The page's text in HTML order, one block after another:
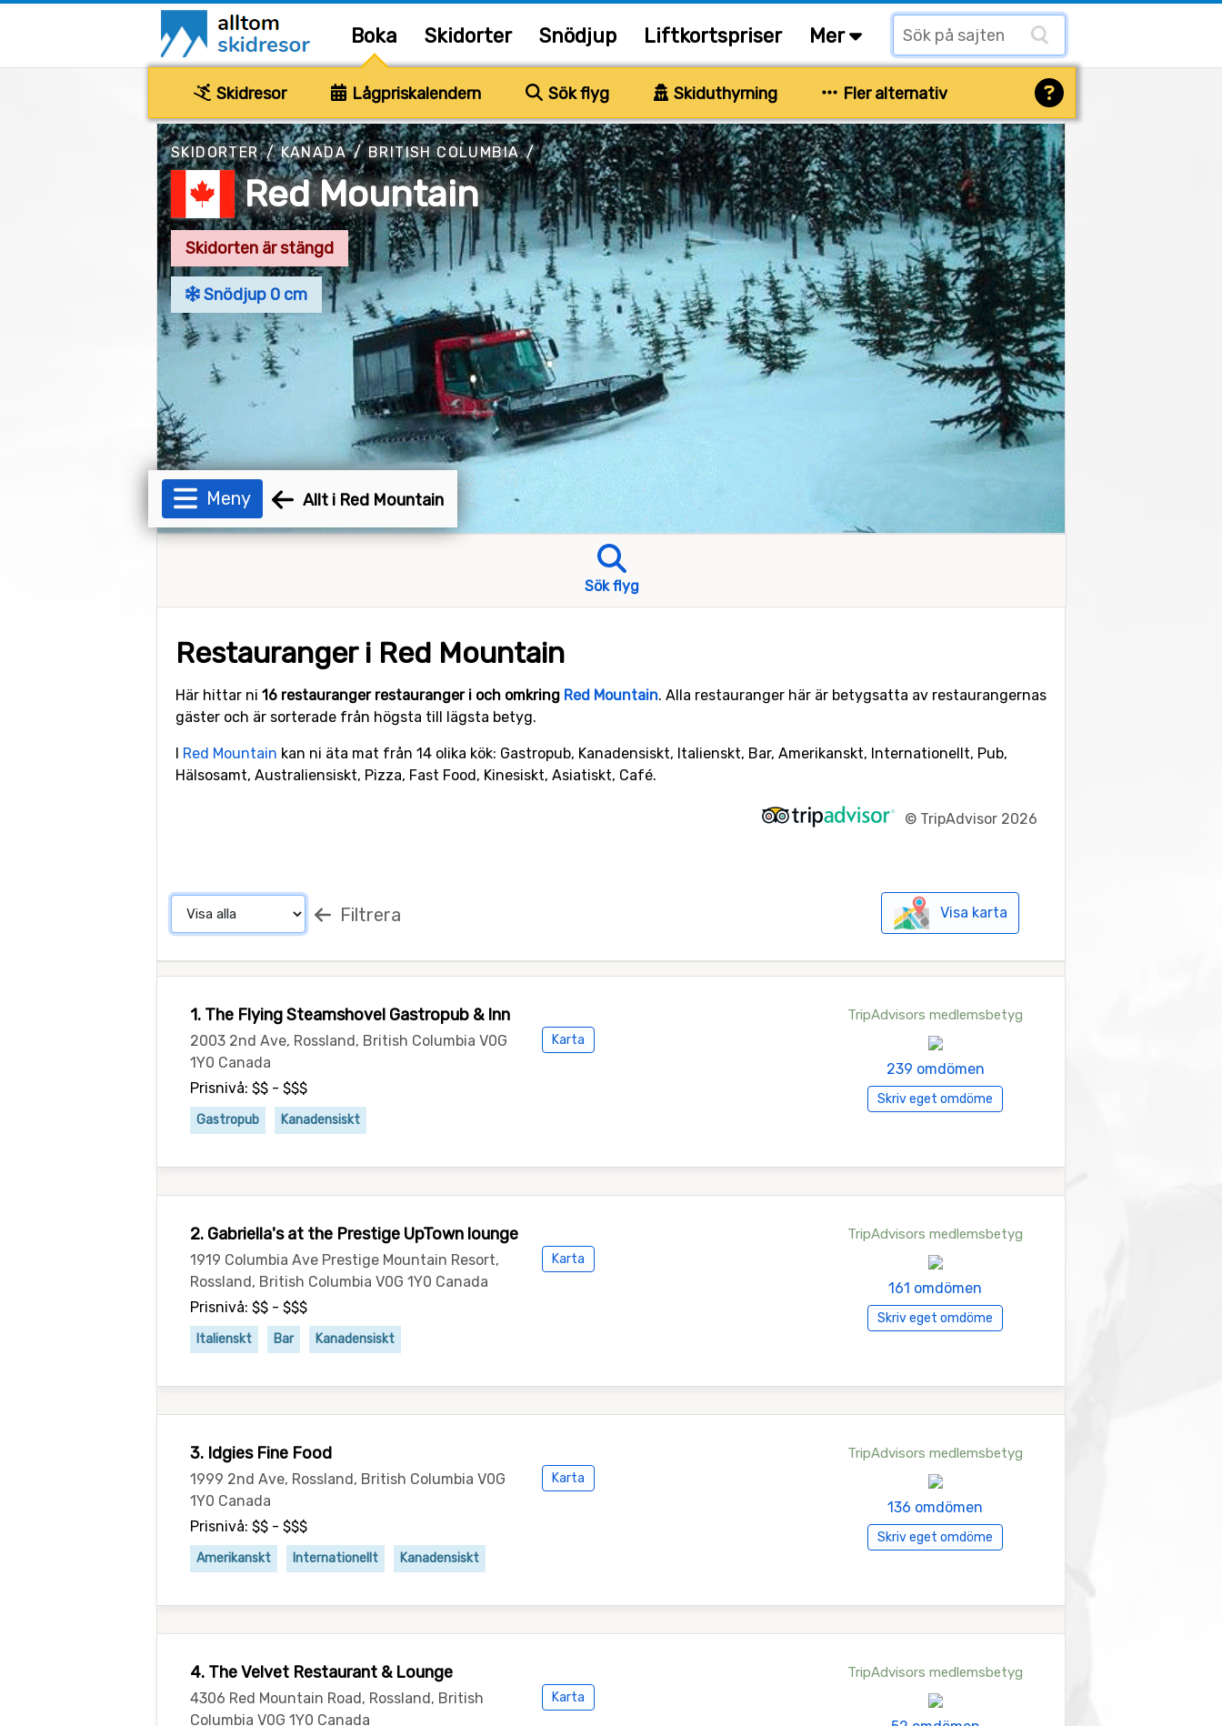
Boka Skidorter Snödjup Liftkortspriser Mer
Skidresor Lågpriskalendern Sök flyg Skiduthyrning Fler alternativ
SKIDORTER/KANADA/BRITISH COLUMBIA/
Red Mountain
Skidorten är stängd
Snödjup 0 cm
Meny Allt i Red Mountain
Sök flyg
Restauranger i Red Mountain
Här hittar ni 16 restauranger restauranger i och omkring Red Mountain. Alla restauranger här är betygsatta av restaurangernas
gäster och är sorterade från högsta till lägsta betyg.
I Red Mountain kan ni äta mat från 14 olika kök: Gastropub, Kanadensiskt, Italienskt, Bar, Amerikanskt, Internationellt, Pub,
Hälsosamt, Australiensiskt, Pizza, Fast Food, Kinesiskt, Asiatiskt, Café.
© TripAdvisor 2026
Visa karta
Filtrera
1. The Flying Steamshovel Gastropub & Inn
2003 2nd Ave, Rossland, British Columbia V0G
1Y0 Canada
Karta
Prisnivå: $$ - $$$
Gastropub Kanadensiskt
TripAdvisors medlemsbetyg
239 omdömen
Skriv eget omdöme
2. Gabriella's at the Prestige UpTown lounge
1919 Columbia Ave Prestige Mountain Resort,
Rossland, British Columbia V0G 1Y0 Canada
Karta
Prisnivå: $$ - $$$
Italienskt Bar Kanadensiskt
TripAdvisors medlemsbetyg
161 omdömen
Skriv eget omdöme
3. Idgies Fine Food
1999 2nd Ave, Rossland, British Columbia V0G
1Y0 Canada
Karta
Prisnivå: $$ - $$$
Amerikanskt Internationellt Kanadensiskt
TripAdvisors medlemsbetyg
136 omdömen
Skriv eget omdöme
4. The Velvet Restaurant & Lounge
4306 Red Mountain Road, Rossland, British
Columbia V0G 1Y0 Canada
Karta
TripAdvisors medlemsbetyg